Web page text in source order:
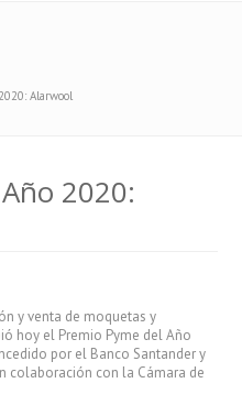
Alarwool
2020:
y venta de moquetas y
hoy el Premio Pyme del Año
por el Banco Santander y
colaboración con la Cámara de